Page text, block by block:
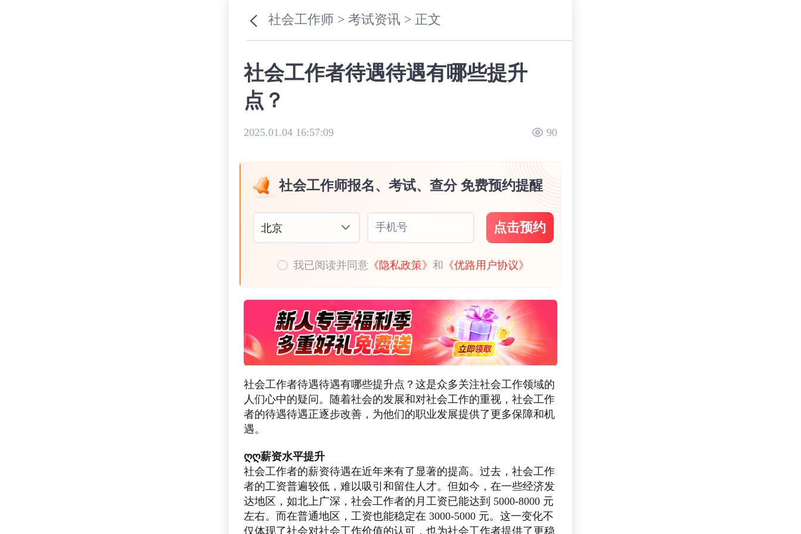
社会工作师 >考试资讯 > 正文
社会工作者待遇待遇有哪些提升
点？
2025.01.04 16:57:09 90
社会工作师报名、考试、查分 免费预约提醒
北京 手机号 点击预约
我已阅读并同意 《隐私政策》和 《优路用户协议》
社会工作者待遇待遇有哪些提升点？这是众多关注社会工作领域的
人们心中的疑问。随着社会的发展和对社会工作的重视，社会工作
者的待遇待遇正逐步改善，为他们的职业发展提供了更多保障和机
遇。
ღღ薪资水平提升
社会工作者的薪资待遇在近年来有了显著的提高。过去，社会工作
者的工资普遍较低，难以吸引和留住人才。但如今，在一些经济发
达地区，如北上广深，社会工作者的月工资已能达到 5000-8000 元
左右。而在普通地区，工资也能稳定在 3000-5000 元。这一变化不
仅体现了社会对社会工作价值的认可，也为社会工作者提供了更稳